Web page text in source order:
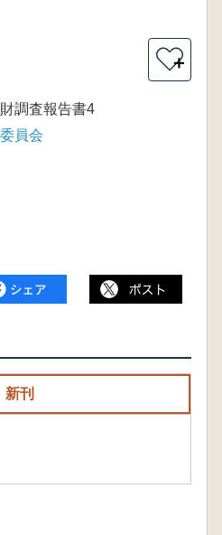
＋
調査報告書4
員会
新刊